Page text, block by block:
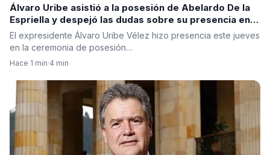
Álvaro Uribe asistió a la posesión de Abelardo De la
Espriella y despejó las dudas sobre su presencia en
Cali
El expresidente Álvaro Uribe Vélez hizo presencia este jueves
en la ceremonia de posesión…
Hace 1 min·4 min